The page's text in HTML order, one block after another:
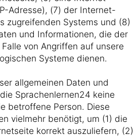
Adresse), (7) der Internet-
zugreifenden Systems und (8)
und Informationen, die der
von Angriffen auf unsere
Systeme dienen.
allgemeinen Daten und
Sprachenlernen24 keine
betroffene Person. Diese
vielmehr benötigt, um (1) die
korrekt auszuliefern, (2)